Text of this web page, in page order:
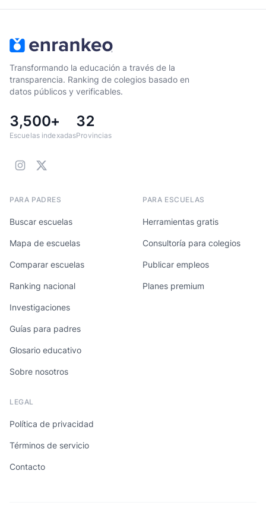
Transformando la educación a través de la
transparencia. Ranking de colegios basado en
datos públicos y verificables.
3,500+
Escuelas indexadas
32
Provincias
PARA PADRES
Buscar escuelas
Mapa de escuelas
Comparar escuelas
Ranking nacional
Investigaciones
Guías para padres
Glosario educativo
Sobre nosotros
PARA ESCUELAS
Herramientas gratis
Consultoría para colegios
Publicar empleos
Planes premium
LEGAL
Política de privacidad
Términos de servicio
Contacto